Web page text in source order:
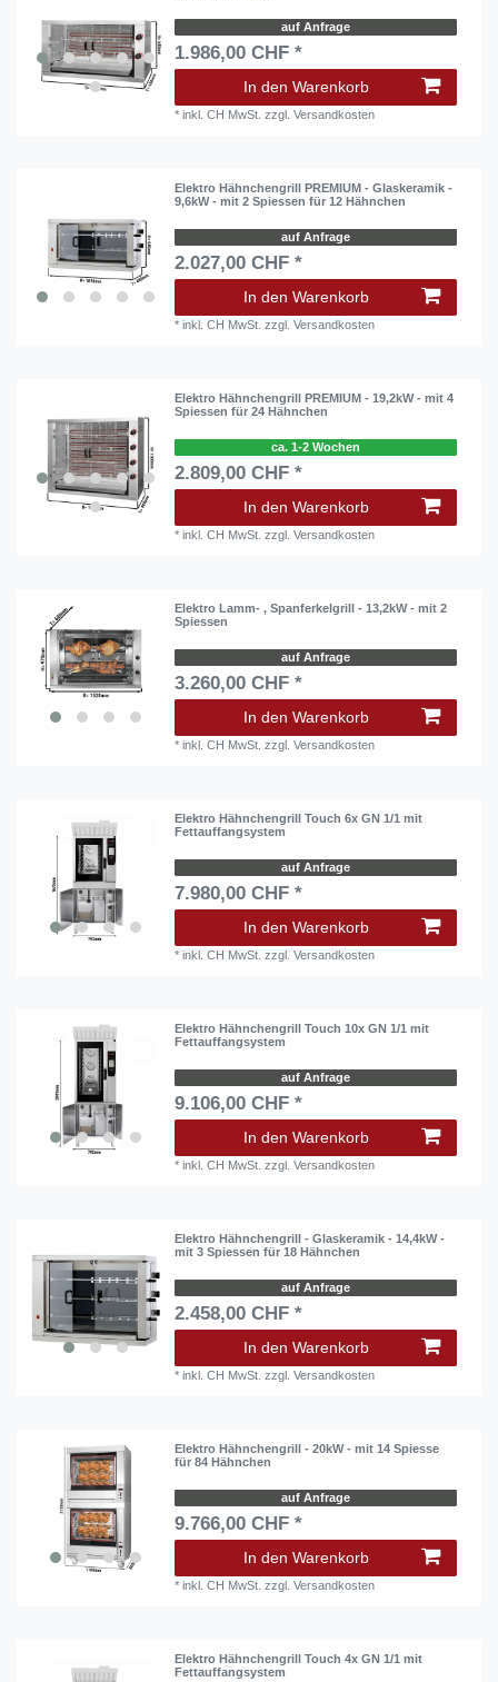
auf Anfrage
1.986,00 CHF *
In den Warenkorb
*inkl. CH MwSt. zzgl.Versandkosten
Elektro Hähnchengrill PREMIUM - Glaskeramik -
9,6kW - mit 2 Spiessen für 12 Hähnchen
auf Anfrage
2.027,00 CHF *
In den Warenkorb
*inkl. CH MwSt. zzgl.Versandkosten
Elektro Hähnchengrill PREMIUM - 19,2kW - mit 4
Spiessen für 24 Hähnchen
ca. 1-2 Wochen
2.809,00 CHF *
In den Warenkorb
*inkl. CH MwSt. zzgl.Versandkosten
Elektro Lamm- , Spanferkelgrill - 13,2kW - mit 2
Spiessen
auf Anfrage
3.260,00 CHF *
In den Warenkorb
*inkl. CH MwSt. zzgl.Versandkosten
Elektro Hähnchengrill Touch 6x GN 1/1 mit
Fettauffangsystem
auf Anfrage
7.980,00 CHF *
In den Warenkorb
*inkl. CH MwSt. zzgl.Versandkosten
Elektro Hähnchengrill Touch 10x GN 1/1 mit
Fettauffangsystem
auf Anfrage
9.106,00 CHF *
In den Warenkorb
*inkl. CH MwSt. zzgl.Versandkosten
Elektro Hähnchengrill - Glaskeramik - 14,4kW -
mit 3 Spiessen für 18 Hähnchen
auf Anfrage
2.458,00 CHF *
In den Warenkorb
*inkl. CH MwSt. zzgl.Versandkosten
Elektro Hähnchengrill - 20kW - mit 14 Spiesse
für 84 Hähnchen
auf Anfrage
9.766,00 CHF *
In den Warenkorb
*inkl. CH MwSt. zzgl.Versandkosten
Elektro Hähnchengrill Touch 4x GN 1/1 mit
Fettauffangsystem